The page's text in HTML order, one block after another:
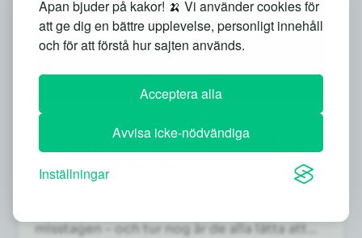
Apan bjuder på kakor! 🍌 Vi använder cookies för
att ge dig en bättre upplevelse, personligt innehåll
och för att förstå hur sajten används.
Acceptera alla
Avvisa icke-nödvändiga
Inställningar
NYBÖRJARE
7 vanliga nybörjarmisstag med AI (och
hur du undviker dem)
misstagen – och tur nog är de alla lätta att